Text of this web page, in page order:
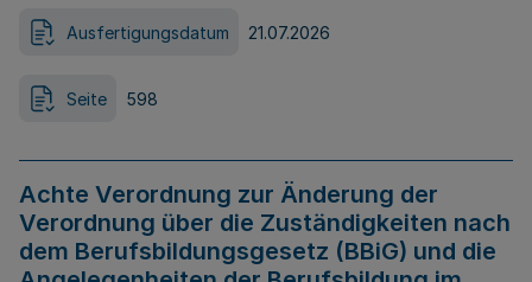
Ausfertigungsdatum 21.07.2026
Seite 598
Achte Verordnung zur Änderung der
Verordnung über die Zuständigkeiten nach
dem Berufsbildungsgesetz (BBiG) und die